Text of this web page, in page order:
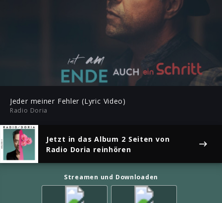
-03:14
Play
Jeder meiner Fehler (Lyric Video)
Radio Doria
Jetzt in das Album 2 Seiten von
Radio Doria reinhören
Streamen und Downloaden